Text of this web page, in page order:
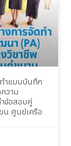
ทำแบบบันทึก
วาม
ข้อสอบคู่
น ศูนย์เครือ